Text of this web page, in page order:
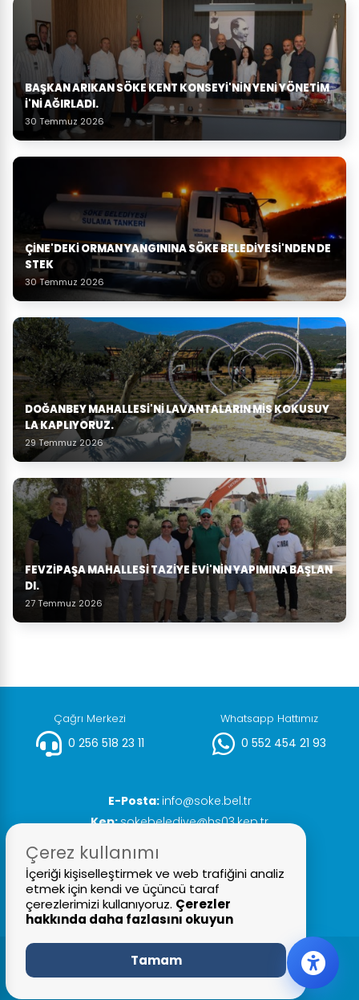
BAŞKAN ARIKAN SÖKE KENT KONSEYI'NIN YENI YÖNETIM
I'NI AĞIRLADI.
30 Temmuz 2026
ÇINE'DEKI ORMAN YANGININA SÖKE BELEDIYESI'NDEN DE
STEK
30 Temmuz 2026
DOĞANBEY MAHALLESI'NI LAVANTALARIN MIS KOKUSUY
LA KAPLIYORUZ.
29 Temmuz 2026
FEVZIPAŞA MAHALLESI TAZIYE EVI'NIN YAPIMINA BAŞLAN
DI.
27 Temmuz 2026
Çağrı Merkezi
0 256 518 23 11
Whatsapp Hattımız
0 552 454 21 93
E-Posta: info@soke.bel.tr
Kep:sokebelediye@hs03.kep.tr
© 2026 Tüm Hakları Saklıdır Söke Belediyesi
Çerez kullanımı
İçeriği kişiselleştirmek ve web trafiğini analiz
etmek için kendi ve üçüncü taraf
çerezlerimizi kullanıyoruz. Çerezler
hakkında daha fazlasını okuyun
Tamam